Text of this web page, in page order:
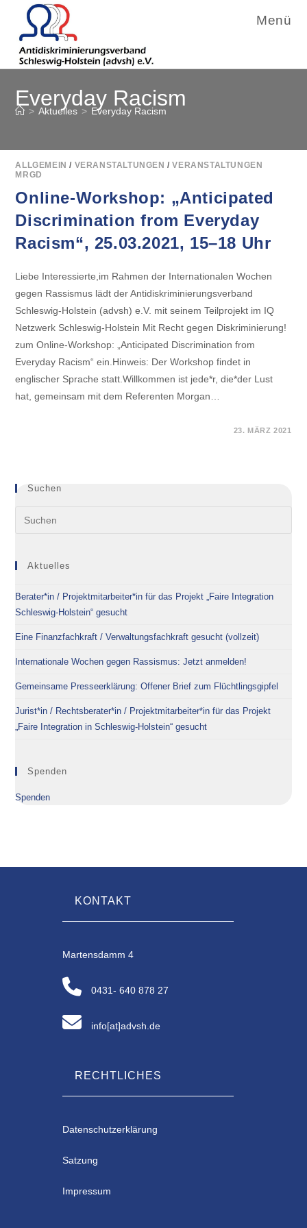
Inhalt
springen
Menü
Everyday Racism
> Aktuelles > Everyday Racism
ALLGEMEIN / VERANSTALTUNGEN /VERANSTALTUNGEN
MRGD
Online-Workshop: „Anticipated
Discrimination from Everyday
Racism“, 25.03.2021, 15–18 Uhr
Liebe Interessierte,im Rahmen der Internationalen Wochen
gegen Rassismus lädt der Antidiskriminierungsverband
Schleswig-Holstein (advsh) e.V. mit seinem Teilprojekt im IQ
Netzwerk Schleswig-Holstein Mit Recht gegen Diskriminierung!
zum Online-Workshop: „Anticipated Discrimination from
Everyday Racism“ ein.Hinweis: Der Workshop findet in
englischer Sprache statt.Willkommen ist jede*r, die*der Lust
hat, gemeinsam mit dem Referenten Morgan…
23. MÄRZ 2021
Suchen
Aktuelles
Berater*in / Projektmitarbeiter*in für das Projekt „Faire Integration
Schleswig-Holstein“ gesucht
Eine Finanzfachkraft / Verwaltungsfachkraft gesucht (vollzeit)
Internationale Wochen gegen Rassismus: Jetzt anmelden!
Gemeinsame Presseerklärung: Offener Brief zum Flüchtlingsgipfel
Jurist*in / Rechtsberater*in / Projektmitarbeiter*in für das Projekt
„Faire Integration in Schleswig-Holstein“ gesucht
Spenden
Spenden
KONTAKT
Martensdamm 4
0431- 640 878 27
info[at]advsh.de
RECHTLICHES
Datenschutzerklärung
Satzung
Impressum